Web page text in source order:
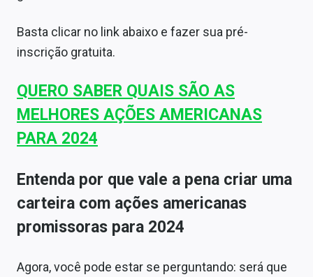
Basta clicar no link abaixo e fazer sua pré-
inscrição gratuita.
QUERO SABER QUAIS SÃO AS
MELHORES AÇÕES AMERICANAS
PARA 2024
Entenda por que vale a pena criar uma
carteira com ações americanas
promissoras para 2024
Agora, você pode estar se perguntando: será que